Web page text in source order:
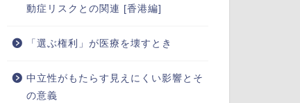
動症リスクとの関連 [香港編]
「選ぶ権利」が医療を壊すとき
中立性がもたらす見えにくい影響とそ
の意義